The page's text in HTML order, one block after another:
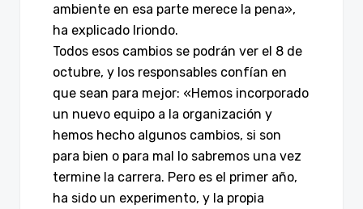
ambiente en esa parte merece la pena»,
ha explicado Iriondo.
Todos esos cambios se podrán ver el 8 de
octubre, y los responsables confían en
que sean para mejor: «Hemos incorporado
un nuevo equipo a la organización y
hemos hecho algunos cambios, si son
para bien o para mal lo sabremos una vez
termine la carrera. Pero es el primer año,
ha sido un experimento, y la propia